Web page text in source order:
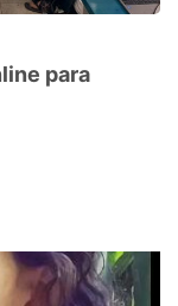
para